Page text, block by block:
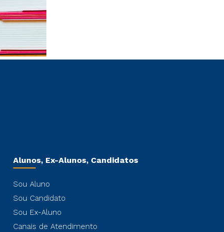
Alunos, Ex-Alunos, Candidatos
Sou Aluno
Sou Candidato
Sou Ex-Aluno
Canais de Atendimento